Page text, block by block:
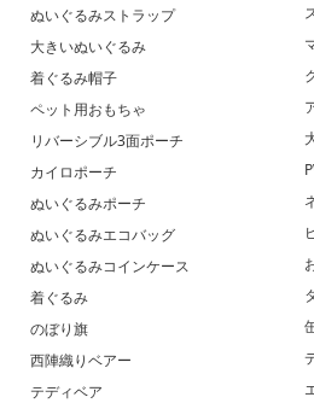
ぬいぐるみストラップ
大きいぬいぐるみ
着ぐるみ帽子
ペット用おもちゃ
リバーシブル3面ポーチ
カイロポーチ
ぬいぐるみポーチ
ぬいぐるみエコバッグ
ぬいぐるみコインケース
着ぐるみ
のぼり旗
西陣織りベアー
テディベア